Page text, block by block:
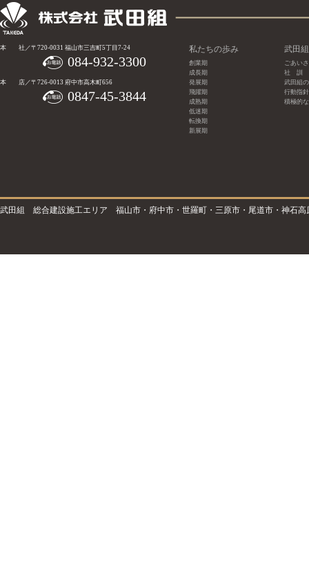
本 社／〒720-0031 福山市三吉町5丁目7-24
084-932-3300
本 店／〒726-0013 府中市高木町656
0847-45-3844
私たちの歩み
創業期
成長期
発展期
飛躍期
成熟期
低迷期
転換期
新展期
武田
ごあい
社 訓
武田組
行動指針
積極的
武田組 総合建設施工エリア 福山市・府中市・世羅町・三原市・尾道市・神石高